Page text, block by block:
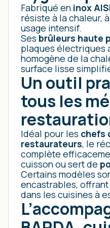
Fabriqué en inox
résiste à la chaleur,
usage intensif.
Ses brûleurs haute
plaques électriques
homogène de la
surface lisse
Un outil
tous les
Idéal pour les chefs
restaurateurs, le
complète
cuisson ou sert de
Certains modèles
encastrables,
dans les cuisines à